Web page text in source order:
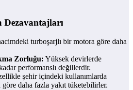
turboşarjlı bir motora göre daha
Zorluğu: Yüksek devirlerde
performanslı değillerdir.
şehir içindeki kullanımlarda
daha fazla yakıt tüketebilirler.